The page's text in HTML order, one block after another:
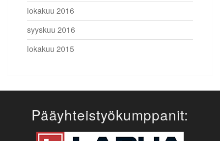
lokakuu 2016
syyskuu 2016
lokakuu 2015
Pääyhteistyökumppanit: